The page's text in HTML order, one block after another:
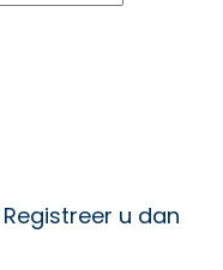
Registreer u dan